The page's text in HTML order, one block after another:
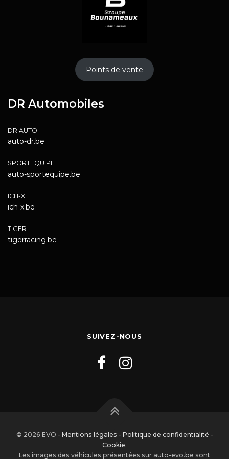
Points de vente
DR Automobiles
DR AUTO
auto-dr.be
SPORTEQUIPE
auto-sportequipe.be
ICH-X
ich-x.be
TIGER
tigerracing.be
SUIVEZ-NOUS
© 2026 EVO - Mentions légales - Politique de confidentialité -
Cookie.
Les images des véhicules présentées sur auto-evo.be sont